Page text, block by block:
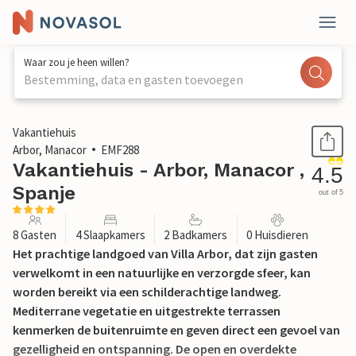
Waar zou je heen willen?
Bestemming, data en gasten toevoegen
1 / 47
Vakantiehuis
Arbor, Manacor
EMF288
Vakantiehuis - Arbor, Manacor ,
Spanje
4.5
out of 5
8 Gasten 4 Slaapkamers 2 Badkamers 0 Huisdieren
Het prachtige landgoed van Villa Arbor, dat zijn gasten
verwelkomt in een natuurlijke en verzorgde sfeer, kan
worden bereikt via een schilderachtige landweg.
Mediterrane vegetatie en uitgestrekte terrassen
kenmerken de buitenruimte en geven direct een gevoel van
gezelligheid en ontspanning. De open en overdekte